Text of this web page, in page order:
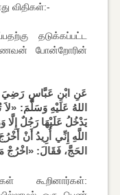
விதிகள்:-
தடுக்கப்பட்ட
போன்றோரின்
عَنِ ابْنِ عَبَّاسٍ رَضِيَ
اللهُ عَلَيْهِ وَسَلَّمَ:
يَدْخُلُ عَلَيْهَا رَجُلٌ
اللَّهِ إِنِّي أُرِيدُ أَنْ
الحَجَّ، فَقَالَ: «اخْرُجْ
கூறினார்கள்: